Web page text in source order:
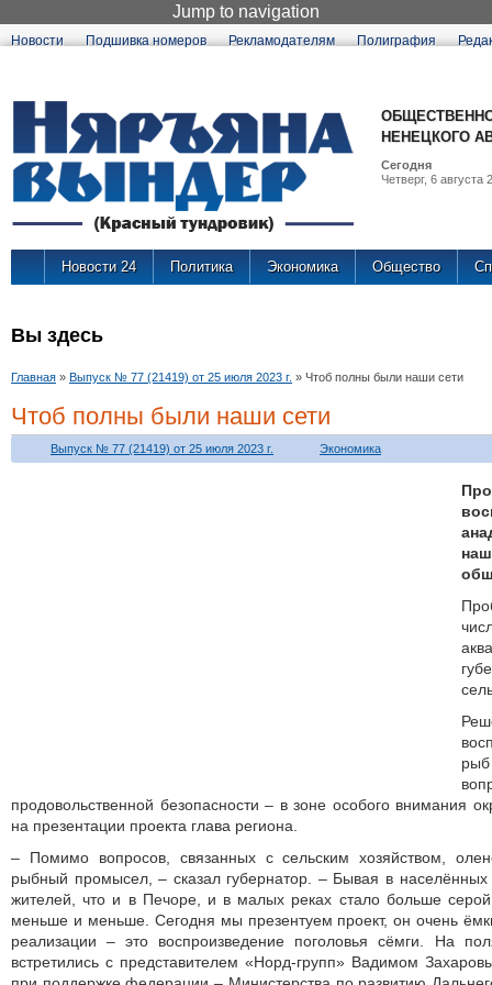
Jump to navigation
Новости Подшивка номеров Рекламодателям Полиграфия
НЕНЕЦКОГО
Сегодня
Четверг, 6 августа
Новости 24 Политика Экономика Общество
Вы здесь
Главная » Выпуск № 77 (21419) от 25 июля 2023 г. » Чтоб полны были наши сети
Чтоб полны были наши сети
Выпуск № 77 (21419) от 25 июля 2023 г. Экономика
продовольственной безопасности – в зоне особого внимания
на презентации проекта глава региона.
– Помимо вопросов, связанных с сельским хозяйством,
рыбный промысел, – сказал губернатор. – Бывая в населённых
жителей, что и в Печоре, и в малых реках стало больше
меньше и меньше. Сегодня мы презентуем проект, он очень
реализации – это воспроизведение поголовья сёмги. На
встретились с представителем «Норд-групп» Вадимом